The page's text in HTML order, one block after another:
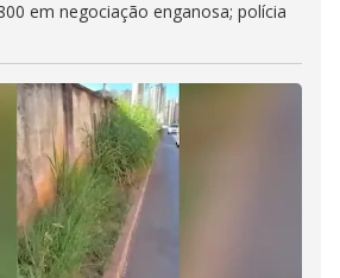
em negociação enganosa; polícia